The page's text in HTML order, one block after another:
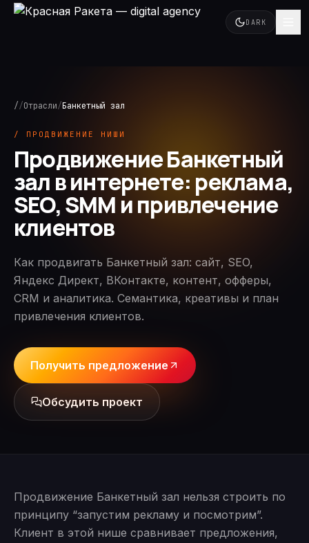
DARK
//Отрасли/Банкетный зал
/ ПРОДВИЖЕНИЕ НИШИ
Продвижение Банкетный
зал в интернете: реклама,
SEO, SMM и привлечение
клиентов
Как продвигать Банкетный зал: сайт, SEO,
Яндекс Директ, ВКонтакте, контент, офферы,
CRM и аналитика. Семантика, креативы и план
привлечения клиентов.
Получить предложение
Обсудить проект
Продвижение Банкетный зал нельзя строить по
принципу “запустим рекламу и посмотрим”.
Клиент в этой нише сравнивает предложения,